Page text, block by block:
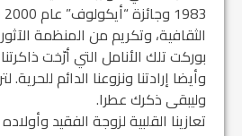
الثقافية، وتكريم من المنظمة الآثورية
بوركت تلك الأنامل التي أرّخت
وأيضا إرادتنا ونزوعنا الدائم
وليبقى ذكرك عطرا.
تعازينا القلبية لزوجة الفقيد